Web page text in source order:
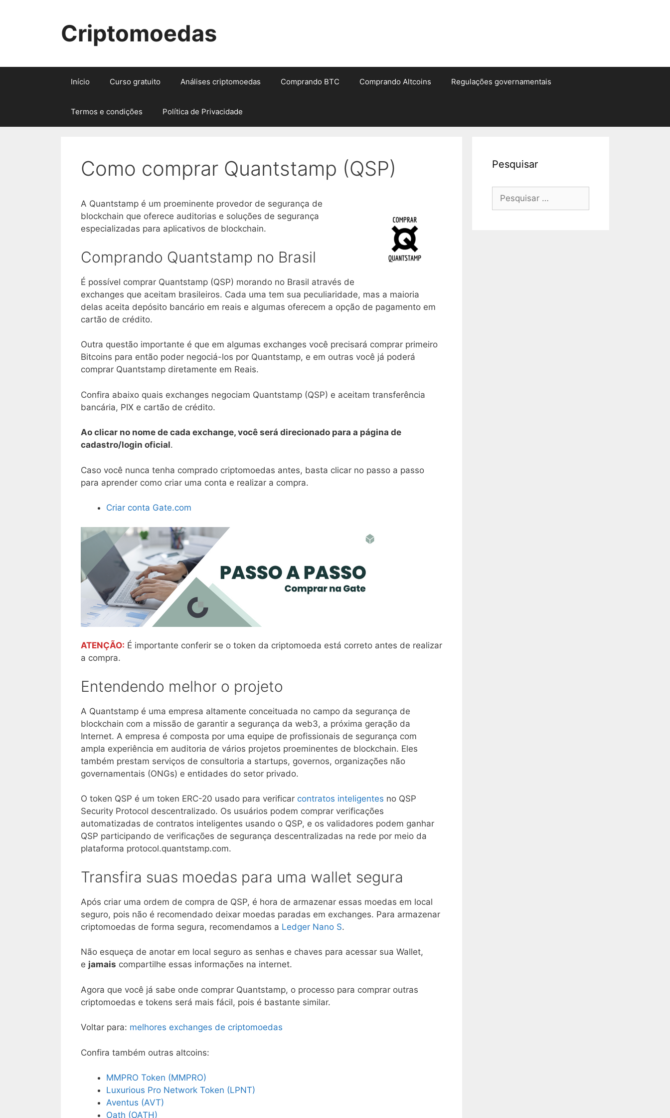
Criptomoedas
Início Curso gratuito Análises criptomoedas Comprando BTC Comprando Altcoins Regulações governamentais
Termos e condições Política de Privacidade
Como comprar Quantstamp (QSP)
A Quantstamp é um proeminente provedor de segurança de
blockchain que oferece auditorias e soluções de segurança
especializadas para aplicativos de blockchain.
Comprando Quantstamp no Brasil
É possível comprar Quantstamp (QSP) morando no Brasil através de
exchanges que aceitam brasileiros. Cada uma tem sua peculiaridade, mas a maioria
delas aceita depósito bancário em reais e algumas oferecem a opção de pagamento em
cartão de crédito.
Outra questão importante é que em algumas exchanges você precisará comprar primeiro
Bitcoins para então poder negociá-los por Quantstamp, e em outras você já poderá
comprar Quantstamp diretamente em Reais.
Confira abaixo quais exchanges negociam Quantstamp (QSP) e aceitam transferência
bancária, PIX e cartão de crédito.
Ao clicar no nome de cada exchange, você será direcionado para a página de
cadastro/login oficial.
Caso você nunca tenha comprado criptomoedas antes, basta clicar no passo a passo
para aprender como criar uma conta e realizar a compra.
Criar conta Gate.com
ATENÇÃO: É importante conferir se o token da criptomoeda está correto antes de realizar
a compra.
Entendendo melhor o projeto
A Quantstamp é uma empresa altamente conceituada no campo da segurança de
blockchain com a missão de garantir a segurança da web3, a próxima geração da
Internet. A empresa é composta por uma equipe de profissionais de segurança com
ampla experiência em auditoria de vários projetos proeminentes de blockchain. Eles
também prestam serviços de consultoria a startups, governos, organizações não
governamentais (ONGs) e entidades do setor privado.
O token QSP é um token ERC-20 usado para verificar contratos inteligentes no QSP
Security Protocol descentralizado. Os usuários podem comprar verificações
automatizadas de contratos inteligentes usando o QSP, e os validadores podem ganhar
QSP participando de verificações de segurança descentralizadas na rede por meio da
plataforma protocol.quantstamp.com.
Transfira suas moedas para uma wallet segura
Após criar uma ordem de compra de QSP, é hora de armazenar essas moedas em local
seguro, pois não é recomendado deixar moedas paradas em exchanges. Para armazenar
criptomoedas de forma segura, recomendamos a Ledger Nano S.
Não esqueça de anotar em local seguro as senhas e chaves para acessar sua Wallet,
e jamais compartilhe essas informações na internet.
Agora que você já sabe onde comprar Quantstamp, o processo para comprar outras
criptomoedas e tokens será mais fácil, pois é bastante similar.
Voltar para: melhores exchanges de criptomoedas
Confira também outras altcoins:
MMPRO Token (MMPRO)
Luxurious Pro Network Token (LPNT)
Aventus (AVT)
Oath (OATH)
Pesquisar
Pesquisar